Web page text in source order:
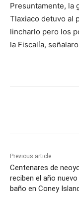
Presuntamente, la
Tlaxiaco detuvo al
lincharlo pero los
la Fiscalía,
Previous article
Centenares de
reciben el año
baño en Coney